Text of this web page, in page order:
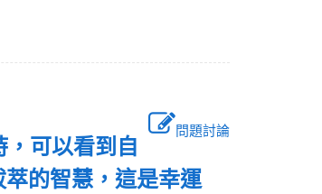
問題討論
可以看到自
的智慧，這是幸運